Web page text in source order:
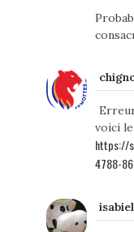
voici
https://
4788-